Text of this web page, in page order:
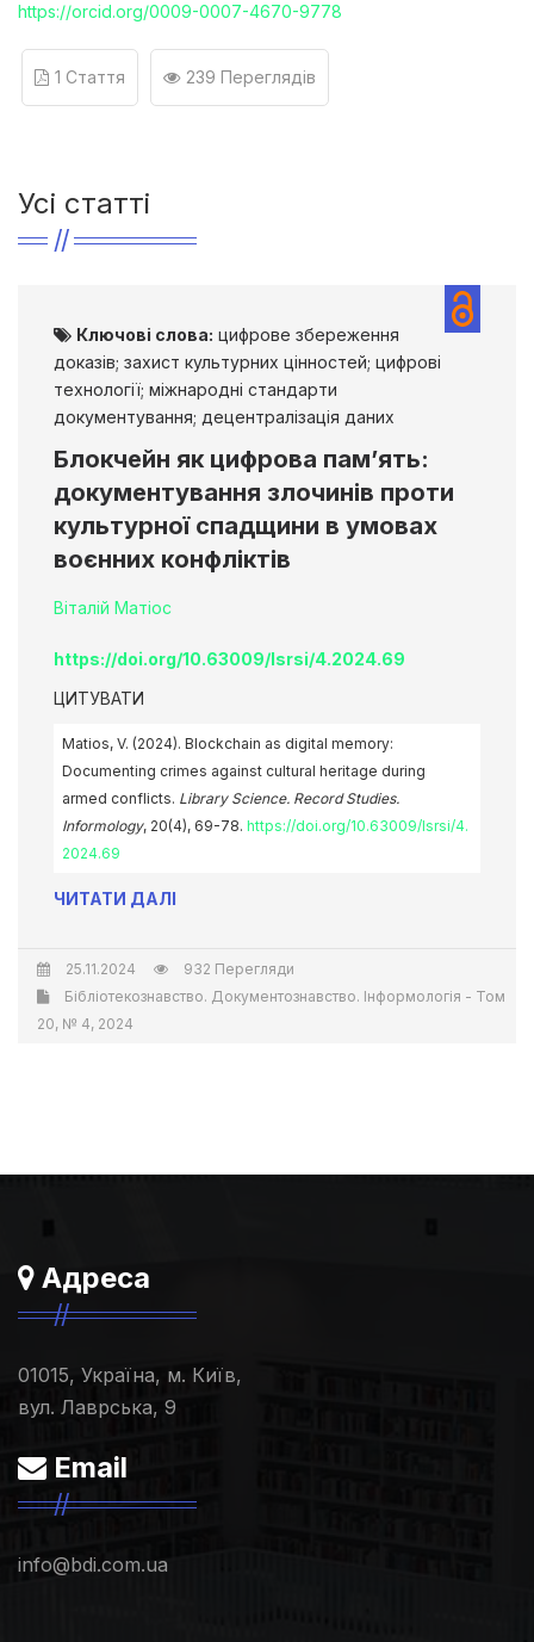
https://orcid.org/0009-0007-4670-9778
1 Стаття 239 Переглядів
Усі статті
Ключові слова: цифрове збереження
доказів; захист культурних цінностей; цифрові
технології; міжнародні стандарти
документування; децентралізація даних
Блокчейн як цифрова пам’ять:
документування злочинів проти
культурної спадщини в умовах
воєнних конфліктів
Віталій Матіос
https://doi.org/10.63009/lsrsi/4.2024.69
ЦИТУВАТИ
Matios, V. (2024). Blockchain as digital memory:
Documenting crimes against cultural heritage during
armed conflicts. Library Science. Record Studies.
Informology, 20(4), 69-78. https://doi.org/10.63009/lsrsi/4.
2024.69
ЧИТАТИ ДАЛІ
25.11.2024
932 Перегляди
Бібліотекознавство. Документознавство. Інформологія - Том
20, № 4, 2024
Адреса
01015, Україна, м. Київ,
вул. Лаврська, 9
Email
info@bdi.com.ua